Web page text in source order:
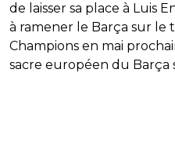
de laisser sa place à Luis
à ramener le Barça sur le
Champions en mai
sacre européen du Barça